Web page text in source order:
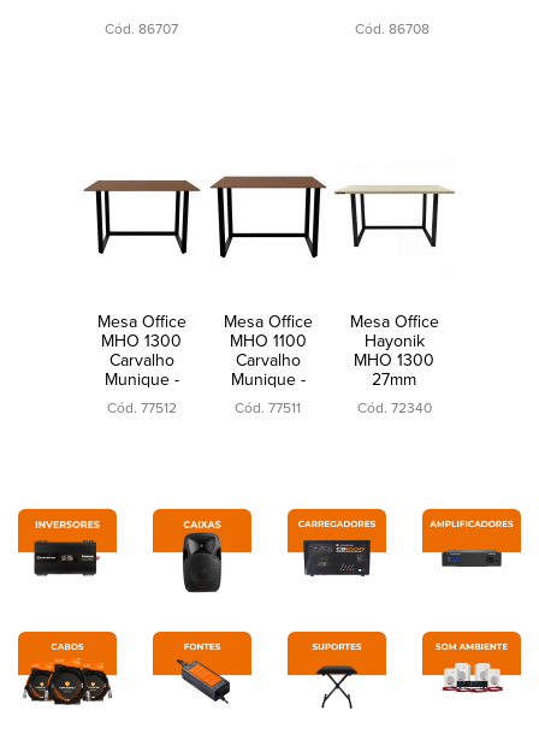
Cód. 86707 Cód. 86708
Mesa Office
MHO 1300
Carvalho
Munique -
Borda de
15mm
Cód. 77512
Mesa Office
MHO 1100
Carvalho
Munique -
Borda de
15mm
Cód. 77511
Mesa Office
Hayonik
MHO 1300
27mm
Carvalho
Berlin
Cód. 72340